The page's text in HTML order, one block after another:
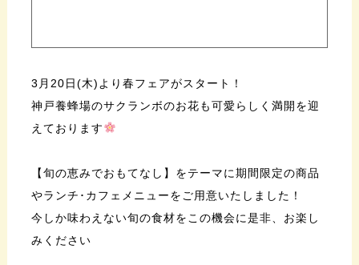
3月20日(木)より春フェアがスタート！
神戸養蜂場のサクランボのお花も可愛らしく満開を迎
えております
【旬の恵みでおもてなし】をテーマに期間限定の商品
やランチ･カフェメニューをご用意いたしました！
今しか味わえない旬の食材をこの機会に是非、お楽し
みください